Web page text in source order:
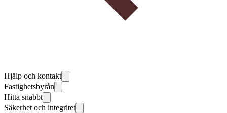
Hjälp och kontakt
Fastighetsbyrån
Hitta snabbt
Säkerhet och integritet